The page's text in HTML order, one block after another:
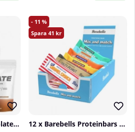
4 x SOLID Nutrition Isolate, 750 g
11
41
12 x Barebells Proteinbars Mixlåda, 45-55 g